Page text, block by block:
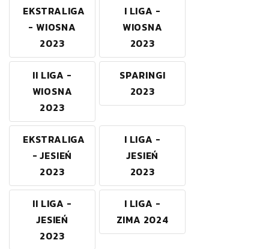
EKSTRALIGA
- WIOSNA
2023
I LIGA -
WIOSNA
2023
II LIGA -
WIOSNA
2023
SPARINGI
2023
EKSTRALIGA
- JESIEŃ
2023
I LIGA -
JESIEŃ
2023
II LIGA -
JESIEŃ
2023
I LIGA -
ZIMA 2024